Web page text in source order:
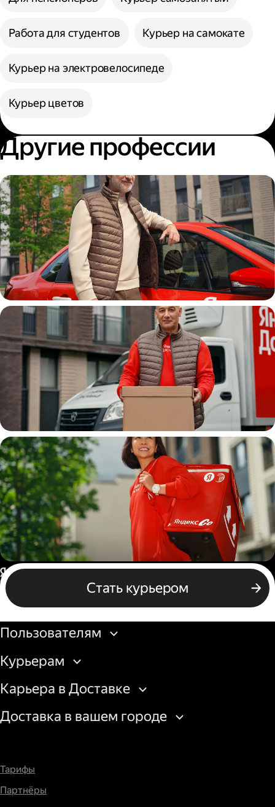
Работа для студентов Курьер на самокате
Курьер на электровелосипеде
Курьер цветов
Другие профессии
Автокурьер
Водитель
грузовой машины
Пеший курьер
Стать курьером
Россия
Бизнесу
Пользователям
Курьерам
Карьера в Доставке
Доставка в вашем городе
Тарифы
Партнёры